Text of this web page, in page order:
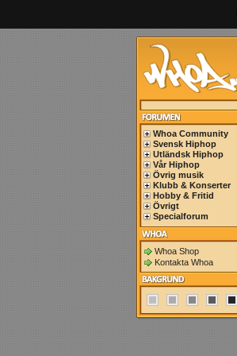
Whoa Community
Svensk Hiphop
Utländsk Hiphop
Vår Hiphop
Övrig musik
Klubb & Konserter
Hobby & Fritid
Övrigt
Specialforum
Whoa Shop
Kontakta Whoa